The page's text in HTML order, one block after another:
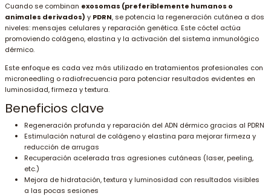
Cuando se combinan exosomas (preferiblemente humanos o
animales derivados) y PDRN, se potencia la regeneración cutánea a dos
niveles: mensajes celulares y reparación genética. Este cóctel actúa
promoviendo colágeno, elastina y la activación del sistema inmunológico
dérmico.
Este enfoque es cada vez más utilizado en tratamientos profesionales con
microneedling o radiofrecuencia para potenciar resultados evidentes en
luminosidad, firmeza y textura.
Beneficios clave
Regeneración profunda y reparación del ADN dérmico gracias al PDRN
Estimulación natural de colágeno y elastina para mejorar firmeza y
reducción de arrugas
Recuperación acelerada tras agresiones cutáneas (laser, peeling,
etc.)
Mejora de hidratación, textura y luminosidad con resultados visibles
a las pocas sesiones